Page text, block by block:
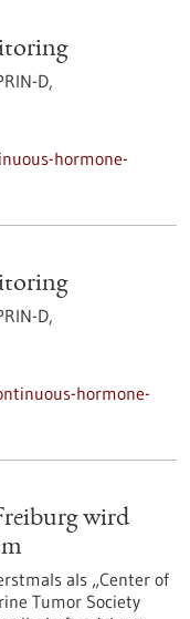
D,
hormone-
D,
hormone-
wird
als „Center of
Tumor Society